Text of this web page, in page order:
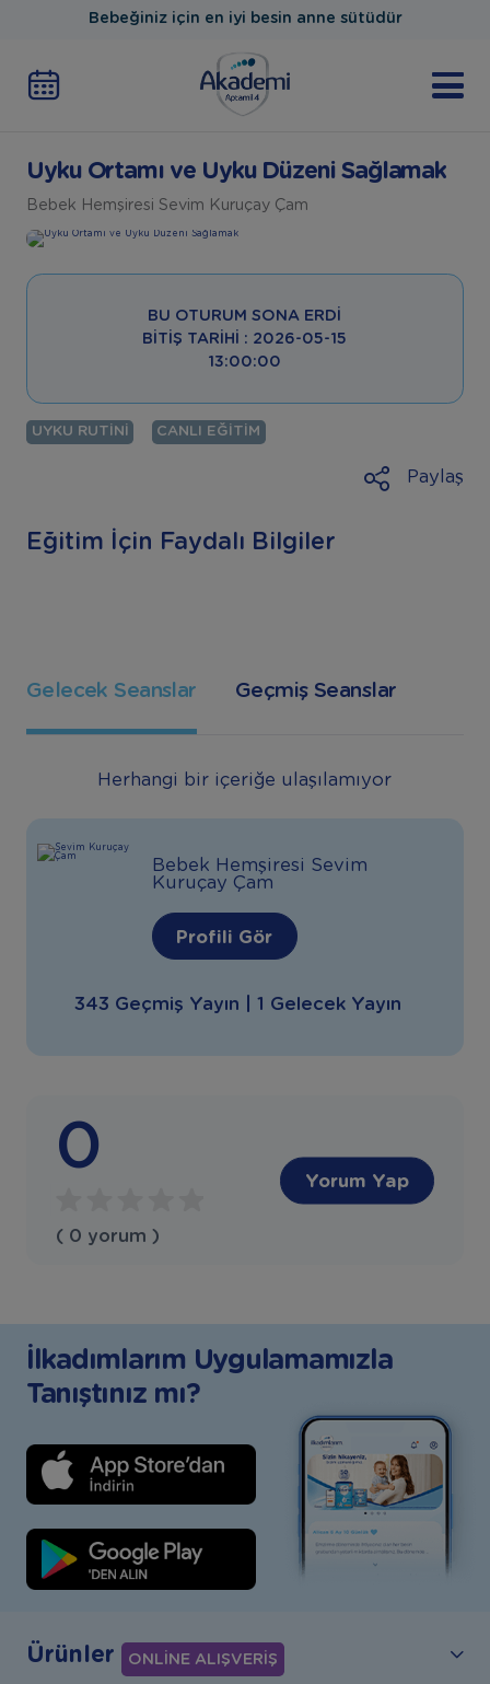
Bebeğiniz için en iyi besin anne sütüdür
Uyku Ortamı ve Uyku Düzeni Sağlamak
Bebek Hemşiresi Sevim Kuruçay Çam
BU OTURUM SONA ERDI
BITIŞ TARIHI : 2026-05-15
13:00:00
UYKU RUTINI CANLI EĞITIM
Paylaş
Eğitim İçin Faydalı Bilgiler
Gelecek Seanslar Geçmiş Seanslar
Herhangi bir içeriğe ulaşılamıyor
Bebek Hemşiresi Sevim
Kuruçay Çam
Profili Gör
343 Geçmiş Yayın | 1 Gelecek Yayın
0
( 0 yorum )
Yorum Yap
İlkadımlarım Uygulamamızla
Tanıştınız mı?
Ürünler ONLİNE ALIŞVERİŞ